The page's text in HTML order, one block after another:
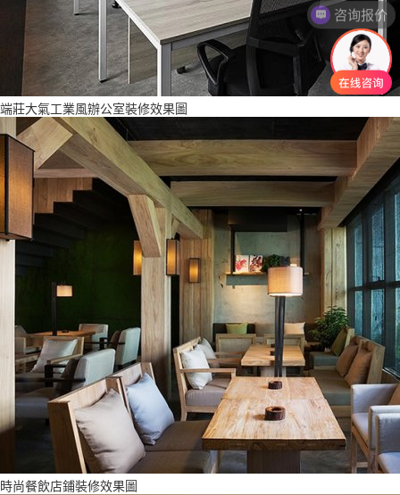
端莊大氣工業風辦公室裝修效果圖
時尚餐飲店鋪裝修效果圖
咨询报价